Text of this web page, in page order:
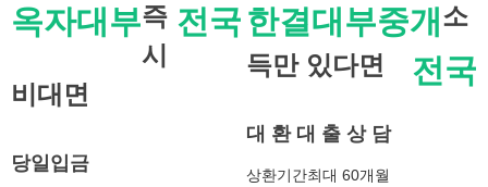
옥자대부 전국
즉
시
비대면
당일입금
한결대부중개
전국
소
득만 있다면
대 환 대 출 상 담
상환기간최대 60개월